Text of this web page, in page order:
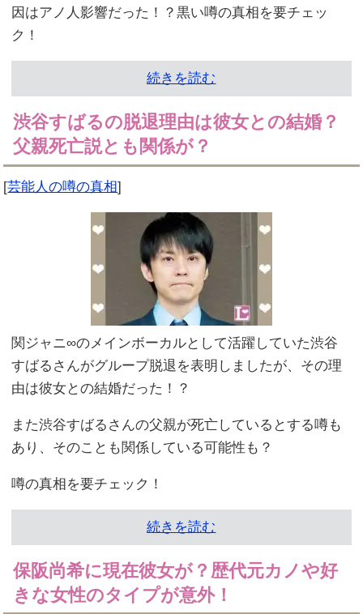
因はアノ人影響だった！？黒い噂の真相を要チェッ
ク！
続きを読む
渋谷すばるの脱退理由は彼女との結婚？
父親死亡説とも関係が？
[芸能人の噂の真相]
関ジャニ∞のメインボーカルとして活躍していた渋谷
すばるさんがグループ脱退を表明しましたが、その理
由は彼女との結婚だった！？
また渋谷すばるさんの父親が死亡しているとする噂も
あり、そのことも関係している可能性も？
噂の真相を要チェック！
続きを読む
保阪尚希に現在彼女が？歴代元カノや好
きな女性のタイプが意外！